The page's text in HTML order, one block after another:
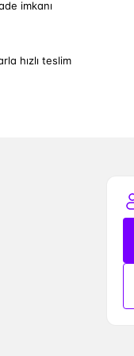
imkanı
hızlı teslim